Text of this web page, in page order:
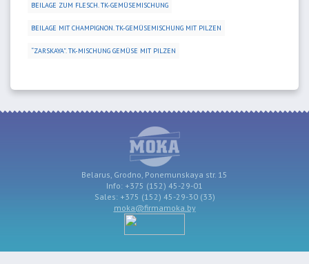
BEILAGE ZUM FLESCH. TK-GEMÜSEMISCHUNG
BEILAGE MIT CHAMPIGNON. TK-GEMÜSEMISCHUNG MIT PILZEN
“ZARSKAYA”. TK-MISCHUNG GEMÜSE MIT PILZEN
Belarus, Grodno, Ponemunskaya str. 15
Info: +375 (152) 45-29-01
Sales: +375 (152) 45-29-30 (33)
moka@firmamoka.by